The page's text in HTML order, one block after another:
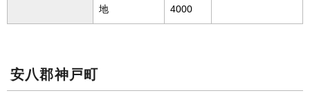
地
4000
安八郡神戸町